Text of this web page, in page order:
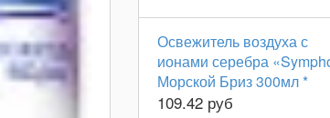
Освежитель воздуха с
ионами серебра
Морской Бриз 300мл *
109.42 руб